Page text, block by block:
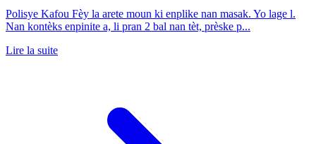
Polisye Kafou Fèy la arete moun ki enplike nan masak. Yo lage l.
Nan kontèks enpinite a, li pran 2 bal nan tèt, prèske p...
Lire la suite